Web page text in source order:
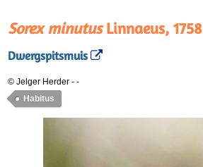
Sorex minutusLinnaeus, 1758
Dwergspitsmuis
© Jelger Herder - -
Habitus